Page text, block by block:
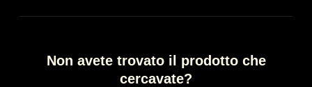
Non avete trovato il prodotto che
cercavate?